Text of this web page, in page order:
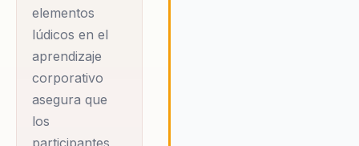
solo entretiene, sino
que también genera
aprendizajes
prácticos que
inspiran cambios
reales y tangibles.
elementos
lúdicos en el
aprendizaje
corporativo
asegura que
los
participantes